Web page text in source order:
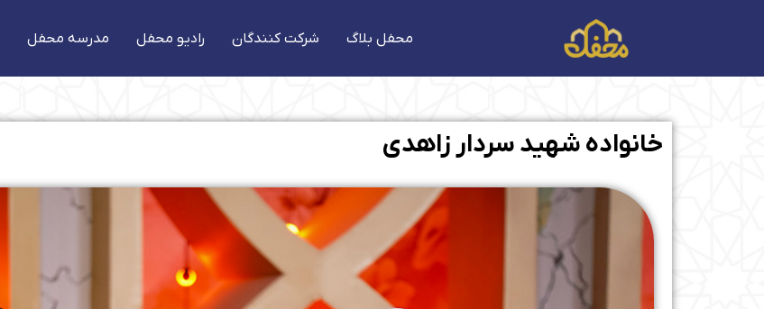
محفل بلاگ شرکت کنندگان رادیو محفل مدرسه محفل
خانواده شهید سردار زاهدی